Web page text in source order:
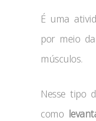
É uma
por meio da
músculos.
Nesse tipo
como